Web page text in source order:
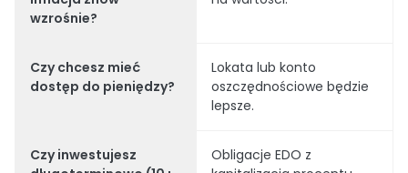
wzrośnie?
Czy chcesz mieć
dostęp do pieniędzy?
Lokata lub konto
oszczędnościowe będzie
lepsze.
Czy inwestujesz
Obligacje EDO z